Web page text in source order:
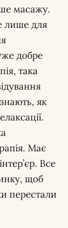
масажу.
лише для
добре
така
як
Має
Все
щоб
перестали